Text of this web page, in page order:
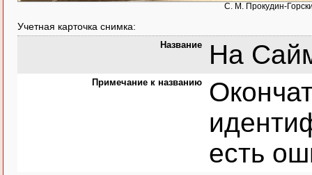
С. М. Прокудин-
Учетная карточка снимка:
Название На
Примечание к названию
есть